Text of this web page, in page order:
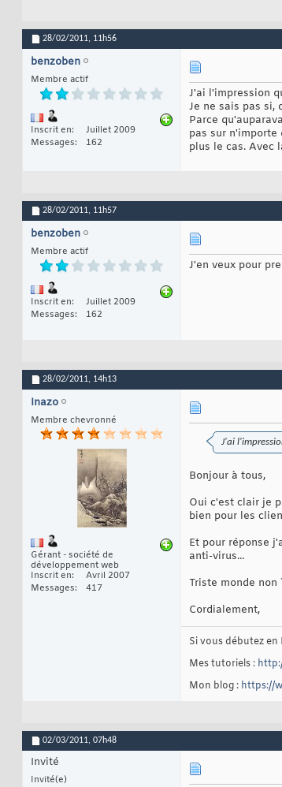
28/02/2011, 11h56
benzoben
Membre actif
Inscrit en
Juillet 2009
Messages
162
J'ai l'impression
Je ne sais pas si,
Parce
pas sur n'importe
plus le cas. Avec
28/02/2011, 11h57
benzoben
Membre actif
Inscrit en
Juillet 2009
Messages
162
J'en veux pour
28/02/2011, 14h13
Inazo
Membre chevronné
Gérant - société de
développement web
Inscrit en
Avril 2007
Messages
417
J'ai
Bonjour à tous,
Oui c'est clair je
bien pour les
Et pour réponse
anti-virus...
Triste monde non
Cordialement,
Si vous débutez en
Mes tutoriels :
Mon blog : https://
02/03/2011, 07h48
Invité
Invité(e)